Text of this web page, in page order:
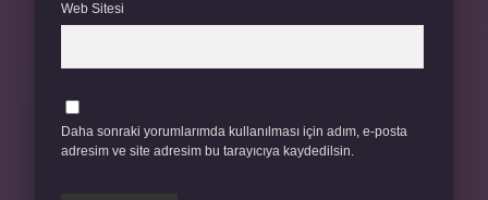
Web Sitesi
Daha sonraki yorumlarımda kullanılması için adım, e-posta
adresim ve site adresim bu tarayıcıya kaydedilsin.